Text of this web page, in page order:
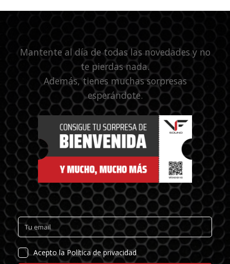
Mantente al día de todas las novedades y no
te pierdas nada.
Además, tienes muchas sorpresas
esperándote.